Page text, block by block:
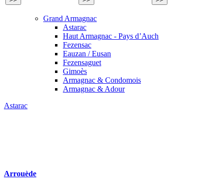
Grand Armagnac
Astarac
Haut Armagnac - Pays d’Auch
Fezensac
Eauzan / Eusan
Fezensaguet
Gimoès
Armagnac & Condomois
Armagnac & Adour
Astarac
Arrouède